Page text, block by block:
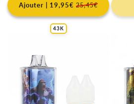
Ajouter | 19,95€ 25,45€
43K